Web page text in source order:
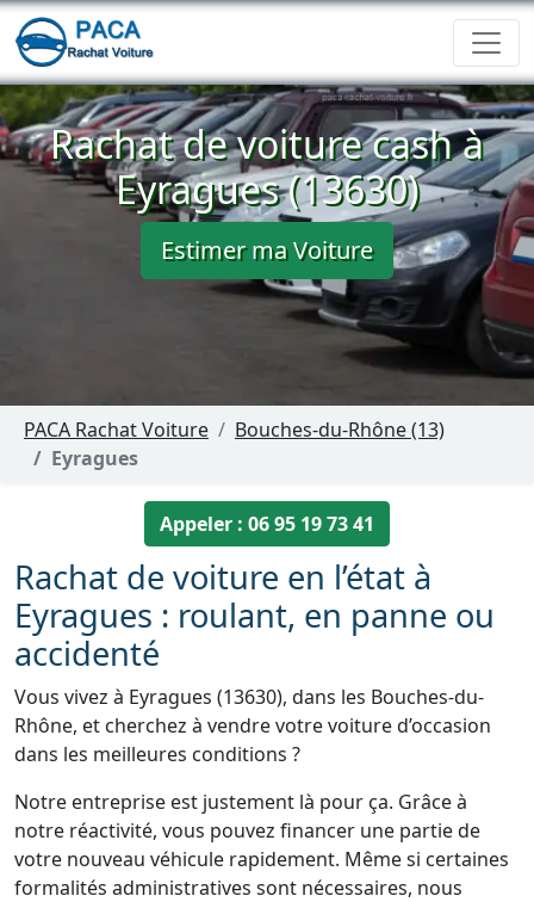
Rachat de voiture cash à
Eyragues (13630)
Estimer ma Voiture
PACA Rachat Voiture
Bouches-du-Rhône (13)
Eyragues
Appeler : 06 95 19 73 41
Rachat de voiture en l’état à
Eyragues : roulant, en panne ou
accidenté
Vous vivez à Eyragues (13630), dans les Bouches-du-
Rhône, et cherchez à vendre votre voiture d’occasion
dans les meilleures conditions ?
Notre entreprise est justement là pour ça. Grâce à
notre réactivité, vous pouvez financer une partie de
votre nouveau véhicule rapidement. Même si certaines
formalités administratives sont nécessaires, nous